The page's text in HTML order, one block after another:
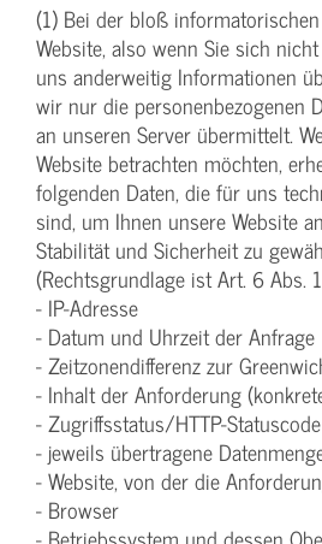
(1) Bei der bloß
Website, also wenn Sie sich
uns anderweitig Informationen
wir nur die personenbezogenen
an unseren Server übermittelt.
Website betrachten möchten,
folgenden Daten, die für uns
sind, um Ihnen unsere Website
Stabilität und Sicherheit zu
(Rechtsgrundlage ist Art. 6 Abs.
- IP-Adresse
- Datum und Uhrzeit der Anfrage
- Zeitzonendifferenz zur
- Inhalt der Anforderung
- Zugriffsstatus/HTTP-Statuscode
- jeweils übertragene
- Website, von der die
- Browser